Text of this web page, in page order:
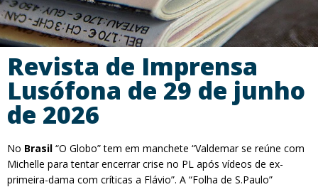
Revista de Imprensa
Lusófona de 29 de junho
de 2026
No Brasil “O Globo” tem em manchete “Valdemar se reúne com
Michelle para tentar encerrar crise no PL após vídeos de ex-
primeira-dama com críticas a Flávio”. A “Folha de S.Paulo”